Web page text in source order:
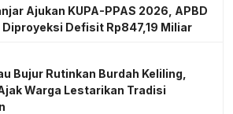
Ajukan KUPA-PPAS 2026, APBD
Diproyeksi Defisit Rp847,19 Miliar
Bujur Rutinkan Burdah Keliling,
Warga Lestarikan Tradisi